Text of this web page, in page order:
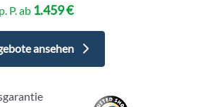
p. P. ab 1.459 €
ansehen